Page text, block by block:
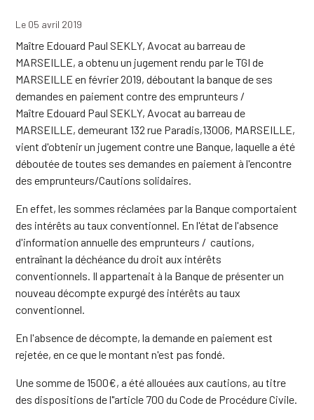
Le 05 avril 2019
Maître Edouard Paul SEKLY, Avocat au barreau de
MARSEILLE, a obtenu un jugement rendu par le TGI de
MARSEILLE en février 2019, déboutant la banque de ses
demandes en paiement contre des emprunteurs /
Maître Edouard Paul SEKLY, Avocat au barreau de
MARSEILLE, demeurant 132 rue Paradis,13006, MARSEILLE,
vient d'obtenir un jugement contre une Banque, laquelle a été
déboutée de toutes ses demandes en paiement à l'encontre
des emprunteurs/Cautions solidaires.
En effet, les sommes réclamées par la Banque comportaient
des intérêts au taux conventionnel. En l'état de l'absence
d'information annuelle des emprunteurs / cautions,
entraînant la déchéance du droit aux intérêts
conventionnels. Il appartenait à la Banque de présenter un
nouveau décompte expurgé des intérêts au taux
conventionnel.
En l'absence de décompte, la demande en paiement est
rejetée, en ce que le montant n'est pas fondé.
Une somme de 1500€, a été allouées aux cautions, au titre
des dispositions de l"article 700 du Code de Procédure Civile.